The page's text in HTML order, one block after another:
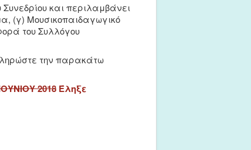
και περιλαμβάνει
(γ) Μουσικοπαιδαγωγικό
του Συλλόγου
την παρακάτω
2018 Έληξε